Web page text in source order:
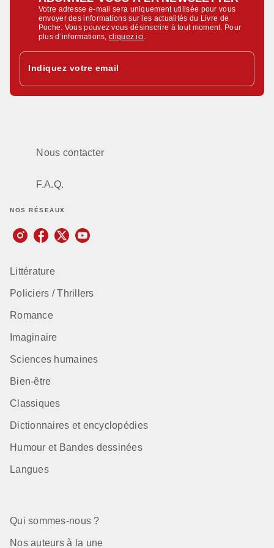
Votre adresse e-mail sera uniquement utilisée pour vous
envoyer des informations sur les actualités du Livre de
Poche. Vous pouvez vous désinscrire à tout moment. Pour
plus d’informations,cliquez ici
Indiquez votre email
Nous contacter
F.A.Q.
NOS RÉSEAUX
Littérature
Policiers / Thrillers
Romance
Imaginaire
Sciences humaines
Bien-être
Classiques
Dictionnaires et encyclopédies
Humour et Bandes dessinées
Langues
Qui sommes-nous ?
Nos auteurs à la une